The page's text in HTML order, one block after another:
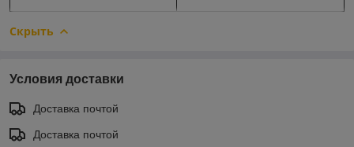
Скрыть
Условия доставки
Доставка почтой
Доставка почтой